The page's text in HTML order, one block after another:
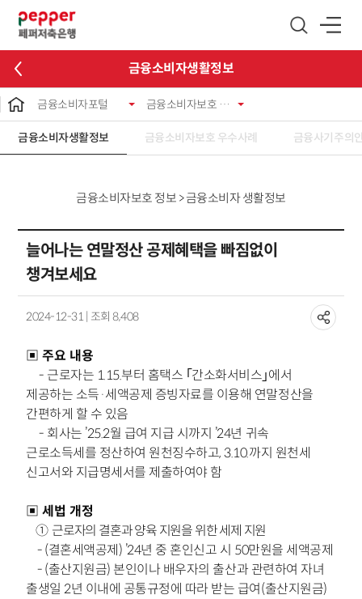
금융소비자생활정보
금융소비자포털 금융소비자보호 정보
금융소비자생활정보 금융소비자보호 우수사례 금융사기주의
금융소비자보호 정보 > 금융소비자 생활정보
늘어나는 연말정산 공제혜택을 빠짐없이
챙겨보세요
2024-12-31 | 조회 8,408
▣ 주요 내용
- 근로자는 1.15.부터 홈택스 ｢간소화서비스｣에서
제공하는 소득·세액공제 증빙자료를 이용해 연말정산을
간편하게 할 수 있음
- 회사는 ’25.2월 급여 지급 시까지 ’24년 귀속
근로소득세를 정산하여 원천징수하고, 3.10.까지 원천세
신고서와 지급명세서를 제출하여야 함
▣ 세법 개정
① 근로자의 결혼과 양육 지원을 위한 세제 지원
- (결혼세액공제) ’24년 중 혼인신고 시 50만원을 세액공제
-(출산지원금) 본인이나 배우자의 출산과 관련하여 자녀
출생일 2년 이내에 공통규정에 따라 받는 급여(출산지원금)